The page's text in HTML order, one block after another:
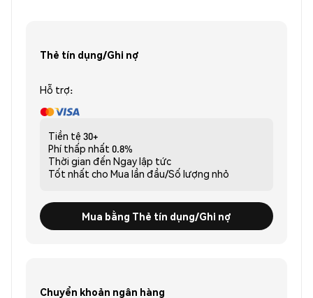
Thẻ tín dụng/Ghi nợ
Hỗ trợ:
Tiền tệ 30+
Phí thấp nhất 0.8%
Thời gian đến Ngay lập tức
Tốt nhất cho Mua lần đầu/Số lượng nhỏ
Mua bằng Thẻ tín dụng/Ghi nợ
Chuyển khoản ngân hàng